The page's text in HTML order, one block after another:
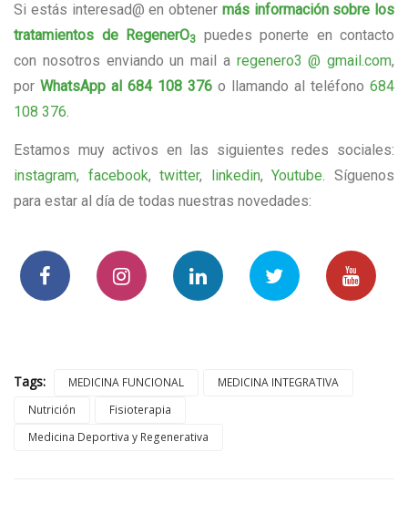
Si estás interesad@ en obtener más información sobre los
tratamientos de RegenerO3
puedes ponerte en contacto
con nosotros enviando un mail a regenero3 @ gmail.com,
por WhatsApp al 684 108 376 o llamando al teléfono 684
108 376.
Estamos muy activos en las siguientes redes sociales:
instagram, facebook,twitter, linkedin,Youtube. Síguenos
para estar al día de todas nuestras novedades:
Tags: MEDICINA FUNCIONAL
MEDICINA INTEGRATIVA
Nutrición
Fisioterapia
Medicina Deportiva y Regenerativa